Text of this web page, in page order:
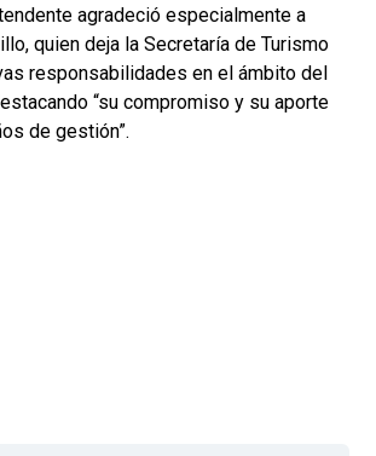
agradeció especialmente a
quien deja la Secretaría de Turismo
responsabilidades en el ámbito del
“su compromiso y su aporte
de gestión”.